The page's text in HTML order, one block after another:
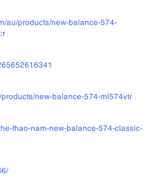
au/products/new-balance-574-
new-balance-574-ml574vtr
thao-nam-new-balance-574-classic-